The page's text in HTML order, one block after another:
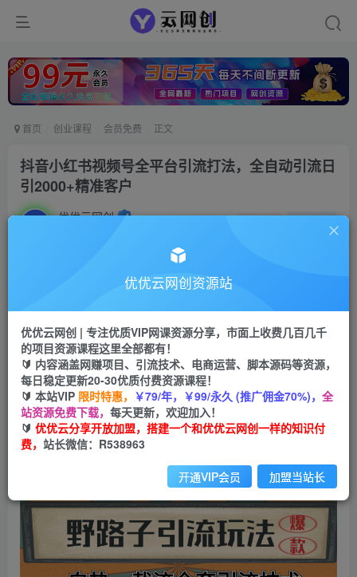
首页 创业课程 会员免费 正文
抖音小红书视频号全平台引流打法，全自动引流日
引2000+精准客户
优优云网创 私信
云币 9.9 云币99
会员免费
立即购买
您当前未登录！建议登陆后购买，可保存购买订单
优优云网创资源站
优优云网创 | 专注优质VIP网课资源分享，市面上收费几百几千
的项目资源课程这里全部都有！
🔰 内容涵盖网赚项目、引流技术、电商运营、脚本源码等资源，
每日稳定更新20-30优质付费资源课程！
🔰 本站VIP 限时特惠， ￥79/年，￥99/永久 (推广佣金70%)， 全
站资源免费下载， 每天更新，欢迎加入！
🔰 优优云分享开放加盟，搭建一个和优优云网创一样的知识付
费， 站长微信：R538963
开通VIP会员 加盟当站长